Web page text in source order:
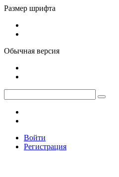
Размер шрифта
Обычная версия
Войти
Регистрация